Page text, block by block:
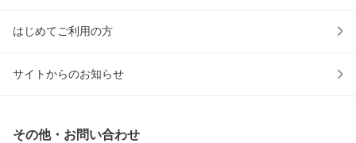
はじめてご利用の方
サイトからのお知らせ
その他・お問い合わせ